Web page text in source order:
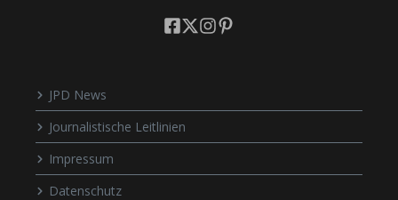
JPD News
Journalistische Leitlinien
Impressum
Datenschutz